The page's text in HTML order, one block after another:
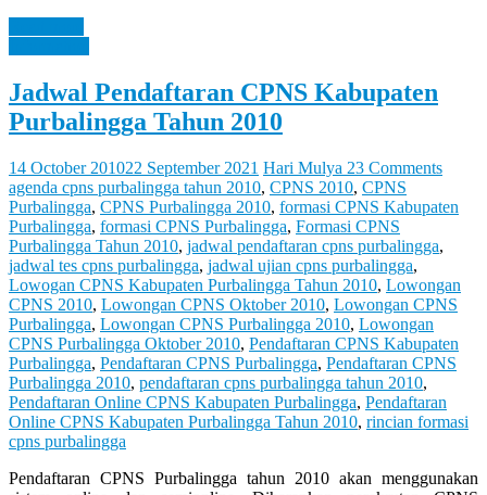
Jadwal Pendaftaran CPNS Kabupaten
Purbalingga Tahun 2010
14 October 201022 September 2021 Hari Mulya 23 Comments
agenda cpns purbalingga tahun 2010, CPNS 2010, CPNS
Purbalingga, CPNS Purbalingga 2010, formasi CPNS Kabupaten
Purbalingga, formasi CPNS Purbalingga, Formasi CPNS
Purbalingga Tahun 2010, jadwal pendaftaran cpns purbalingga,
jadwal tes cpns purbalingga, jadwal ujian cpns purbalingga,
Lowogan CPNS Kabupaten Purbalingga Tahun 2010, Lowongan
CPNS 2010, Lowongan CPNS Oktober 2010, Lowongan CPNS
Purbalingga, Lowongan CPNS Purbalingga 2010, Lowongan
CPNS Purbalingga Oktober 2010, Pendaftaran CPNS Kabupaten
Purbalingga, Pendaftaran CPNS Purbalingga, Pendaftaran CPNS
Purbalingga 2010, pendaftaran cpns purbalingga tahun 2010,
Pendaftaran Online CPNS Kabupaten Purbalingga, Pendaftaran
Online CPNS Kabupaten Purbalingga Tahun 2010, rincian formasi
cpns purbalingga
Pendaftaran CPNS Purbalingga tahun 2010 akan menggunakan